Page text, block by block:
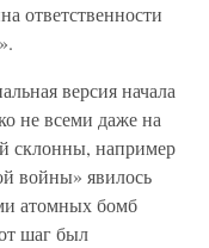
ответственности
версия начала
не всеми даже на
склонны, например
войны» явилось
атомных бомб
шаг был